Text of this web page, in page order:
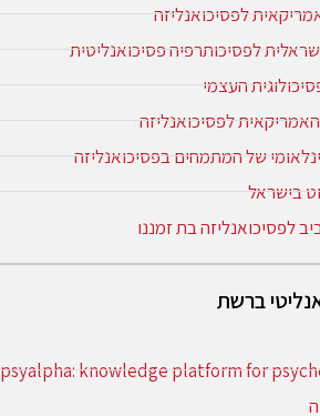
לפסיכואנליזה
לפסיכותרפיה פסיכואנליטית
העצמי
לפסיכואנליזה
של המתמחים בפסיכואנליזה
בישראל
לפסיכואנליזה בת זמננו
ברשת
psyalpha: knowledge platform for